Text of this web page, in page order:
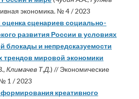
экономика. № 4 / 2023
оценка сценариев социально-
развития России в условиях
блокады и непредсказуемости
трендов мировой экономики
Климачев Т.Д.) // Экономические
1 / 2023
креативного